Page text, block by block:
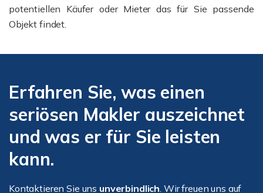
potentiellen Käufer oder Mieter das für Sie passende
Objekt findet.
Erfahren Sie, was einen
seriösen Makler auszeichnet
und was er für Sie leisten
kann.
Kontaktieren Sie uns unverbindlich . Wir freuen uns auf